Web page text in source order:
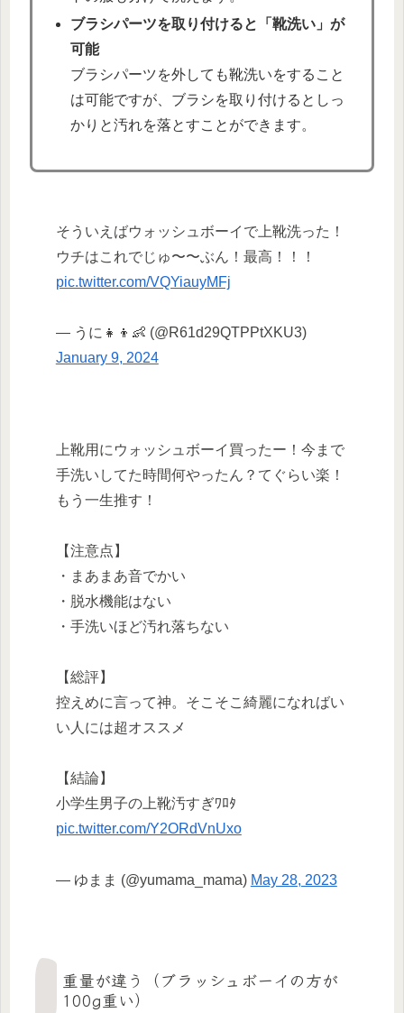
ブラシパーツを取り付けると「靴洗い」が
可能
ブラシパーツを外しても靴洗いをすること
は可能ですが、ブラシを取り付けるとしっ
かりと汚れを落とすことができます。
そういえばウォッシュボーイで上靴洗った！
ウチはこれでじゅ〜〜ぶん！最高！！！
pic.twitter.com/VQYiauyMFj
— うに👧👦👶 (@R61d29QTPPtXKU3)
January 9, 2024
上靴用にウォッシュボーイ買ったー！今まで
手洗いしてた時間何やったん？てぐらい楽！
もう一生推す！
【注意点】
・まあまあ音でかい
・脱水機能はない
・手洗いほど汚れ落ちない
【総評】
控えめに言って神。そこそこ綺麗になればい
い人には超オススメ
【結論】
小学生男子の上靴汚すぎﾜﾛﾀ
pic.twitter.com/Y2ORdVnUxo
— ゆまま (@yumama_mama) May 28, 2023
重量が違う（ブラッシュボーイの方が
100g重い）